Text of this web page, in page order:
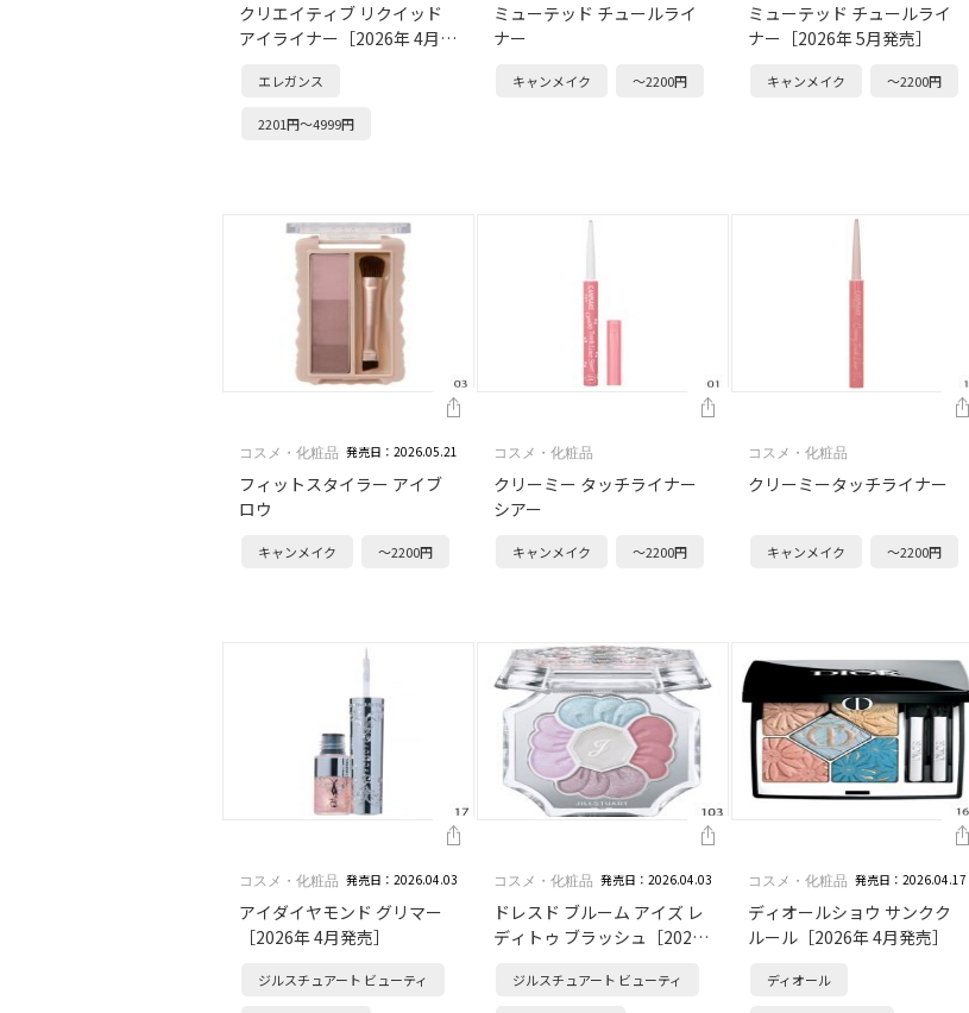
クリエイティブ リクイッド
アイライナー［2026年 4月発
エレガンス
2201円～4999円
ミューテッド チュールライ
ナー
キャンメイク ～2200円
ミューテッド チュールライ
ナー［2026年 5月発売］
キャンメイク ～2200円
コスメ・化粧品 発売日：2026.05.21
フィットスタイラー アイブ
ロウ
キャンメイク ～2200円
コスメ・化粧品
クリーミー タッチライナー
シアー
キャンメイク ～2200円
コスメ・化粧品
クリーミータッチライナー
キャンメイク ～2200円
コスメ・化粧品 発売日：2026.04.03
アイダイヤモンド グリマー
［2026年 4月発売］
ジルスチュアート ビューティ
コスメ・化粧品 発売日：2026.04.03
ドレスド ブルーム アイズ レ
ディトゥ ブラッシュ［2026
ジルスチュアート ビューティ
コスメ・化粧品 発売日：2026.04.17
ディオールショウ サンクク
ルール［2026年 4月発売］
ディオール